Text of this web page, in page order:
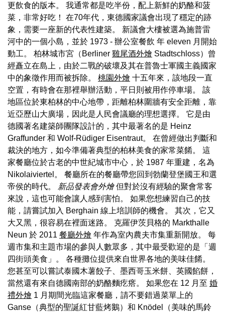
更飲食的版本。 我通常都是吃半份，配上新鮮的奶酪和菠
菜，非常好吃！ 在70年代，東德國家議會出現了穩定的跡
象，需要一座新的代表性建築。 新議會大樓被選為施普雷
河中的一個小島，並於 1973 - 辦公室餐飲 年 eleven 月開始
動工。 柏林城市宮（Berliner 雞尾酒外燴 Stadtschloss）曾
經矗立在島上，由於二戰的破壞及其在普魯士軍國主義國家
中的象徵作用而被拆除。 桃園外燴 十五年來，該地段一直
空置，有時會在那裡舉辦活動，平日則被用作停車場。 該
地區位於東柏林的中心地帶，距離柏林圍牆有安全距離，靠
近亞歷山大廣場，因此是人民會議廳的理想選擇。 它是由
德國著名建築師團隊設計的，其中最著名的是 Heinz
Graffunder 和 Wolf-Rüdiger Eisentraut。 在曾經做出判斷和
裁決的地方，如今準備著典型的柏林美食的家常菜餚。 這
家餐廳位於古老的中世紀城市中心，於 1987 年重建，名為
Nikolaiviertel。 餐廳所在的餐廳帶您回到勃蘭登堡國王和選
帝侯的時代。
新品發表會外燴但對於沒有經驗的聚會常客
來說，這也可能會讓人感到害怕。 如果您想練習自己的技
能，請嘗試加入 Berghain 線上培訓師的機會。 其次，它又
大又黑，很容易在裡面迷路。 克羅伊茨貝格的 Markthalle
Neun 於 2011 餐廳外燴 年作為室內農夫市集重新開放。 每
週市集和主題市場的參與人數眾多，其中最受歡迎的是「週
四街頭美食」。 各種攤位提供來自世界各地的美味佳餚。
您甚至可以嘗試泰國木薯餃子、墨西哥玉米餅、英國餡餅，
當然還有來自德國南部的奶酪麵疙瘩。 如果您在 12 月至 婚
禮外燴 1 月期間光臨這家餐廳，請不要錯過菜單上的
Ganse（典型的聖誕紅甘藍烤鵝）和 Knödel（美味的馬鈴